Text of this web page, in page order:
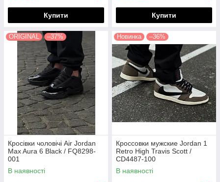
Купити Купити
ORIGINAL –37%
Кросівки чоловічі Air Jordan
Max Aura 6 Black / FQ8298-
001
В наявності
Новинка –36%
Кроссовки мужские Jordan 1
Retro High Travis Scott /
CD4487-100
В наявності